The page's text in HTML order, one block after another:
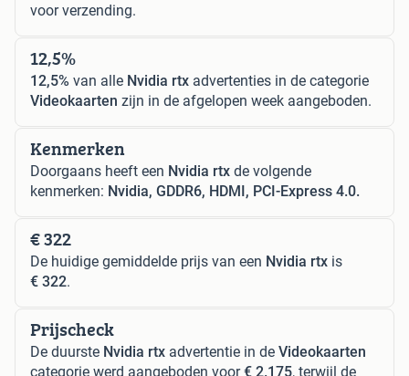
voor verzending.
12,5%
12,5% van alle Nvidia rtx advertenties in de categorie
Videokaarten zijn in de afgelopen week aangeboden.
Kenmerken
Doorgaans heeft een Nvidia rtx de volgende
kenmerken: Nvidia, GDDR6, HDMI, PCI-Express 4.0.
€ 322
De huidige gemiddelde prijs van een Nvidia rtx is
€ 322.
Prijscheck
De duurste Nvidia rtx advertentie in de Videokaarten
categorie werd aangeboden voor€ 2.175, terwijl de